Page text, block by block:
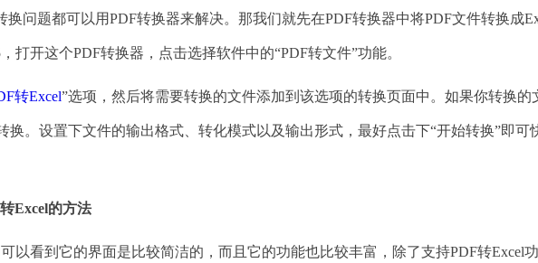
题都可以用PDF转换器来解决。那我们就先在PDF转换器中将PDF文件转换成
打开这个PDF转换器，点击选择软件中的“PDF转文件”功能。
转Excel”选项，然后将需要转换的文件添加到该选项的转换页面中。如果你转换的
换。设置下文件的输出格式、转化模式以及输出形式，最好点击下“开始转换”即可
Excel的方法
看到它的界面是比较简洁的，而且它的功能也比较丰富，除了支持PDF转Excel